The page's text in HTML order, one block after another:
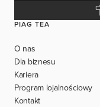
PIAG TEA
O nas
Dla biznesu
Kariera
Program lojalnościowy
Kontakt